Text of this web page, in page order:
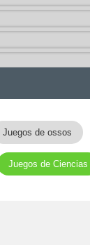
Juegos de ossos
Juegos de Ciencias